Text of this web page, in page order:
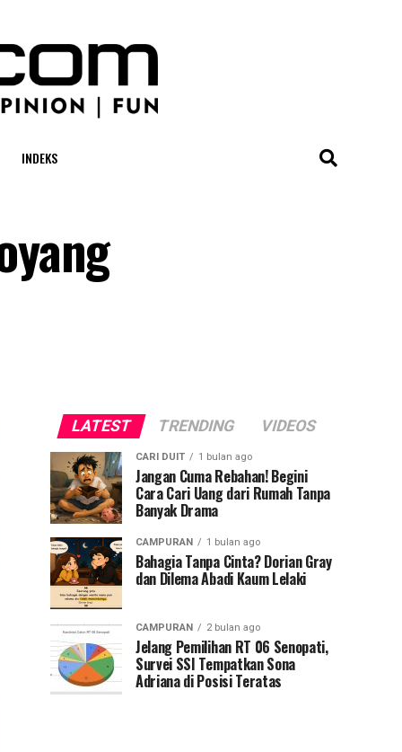
INDEKS
LATEST TRENDING VIDEOS
CARI DUIT 1 bulan ago
Jangan Cuma Rebahan! Begini
Cara Cari Uang dari Rumah Tanpa
Banyak Drama
CAMPURAN 1 bulan ago
Bahagia Tanpa Cinta? Dorian Gray
dan Dilema Abadi Kaum Lelaki
CAMPURAN 2 bulan ago
Jelang Pemilihan RT 06 Senopati,
Survei SSI Tempatkan Sona
Adriana di Posisi Teratas